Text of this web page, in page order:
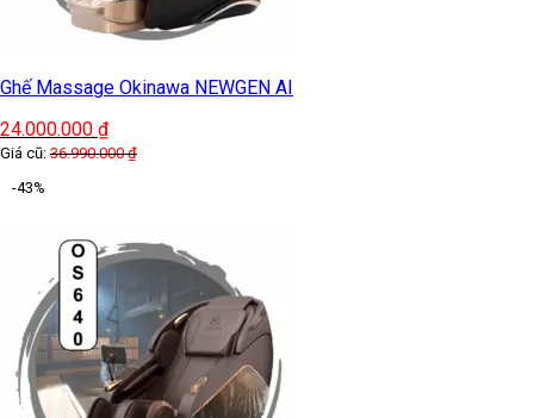
Ghế Massage Okinawa NEWGEN AI
24.000.000 ₫
Giá cũ: 36.990.000₫
-43%